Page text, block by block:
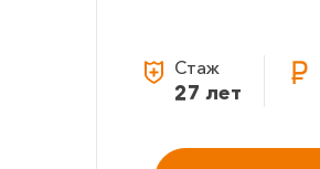
Стаж
27 лет